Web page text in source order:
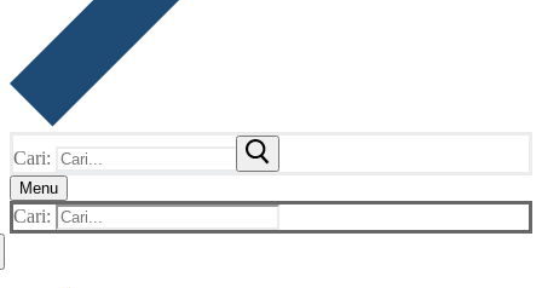
Cari:
Menu
Cari: